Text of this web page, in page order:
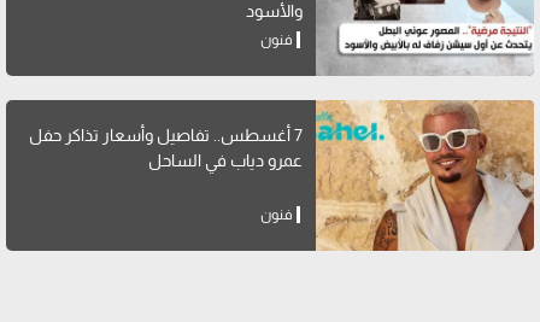
والأسود
فنون
7 أغسطس.. تفاصيل وأسعار تذاكر حفل
عمرو دياب في الساحل
فنون